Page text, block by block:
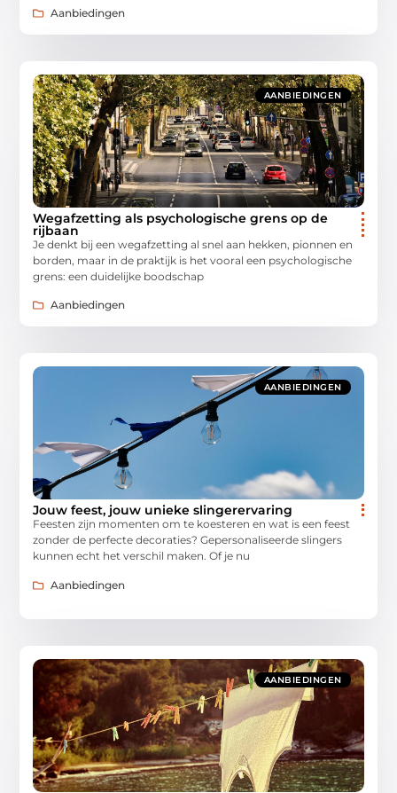
Aanbiedingen
AANBIEDINGEN
Wegafzetting als psychologische grens op de
rijbaan
Je denkt bij een wegafzetting al snel aan hekken, pionnen en
borden, maar in de praktijk is het vooral een psychologische
grens: een duidelijke boodschap
Aanbiedingen
AANBIEDINGEN
Jouw feest, jouw unieke slingerervaring
Feesten zijn momenten om te koesteren en wat is een feest
zonder de perfecte decoraties? Gepersonaliseerde slingers
kunnen echt het verschil maken. Of je nu
Aanbiedingen
AANBIEDINGEN